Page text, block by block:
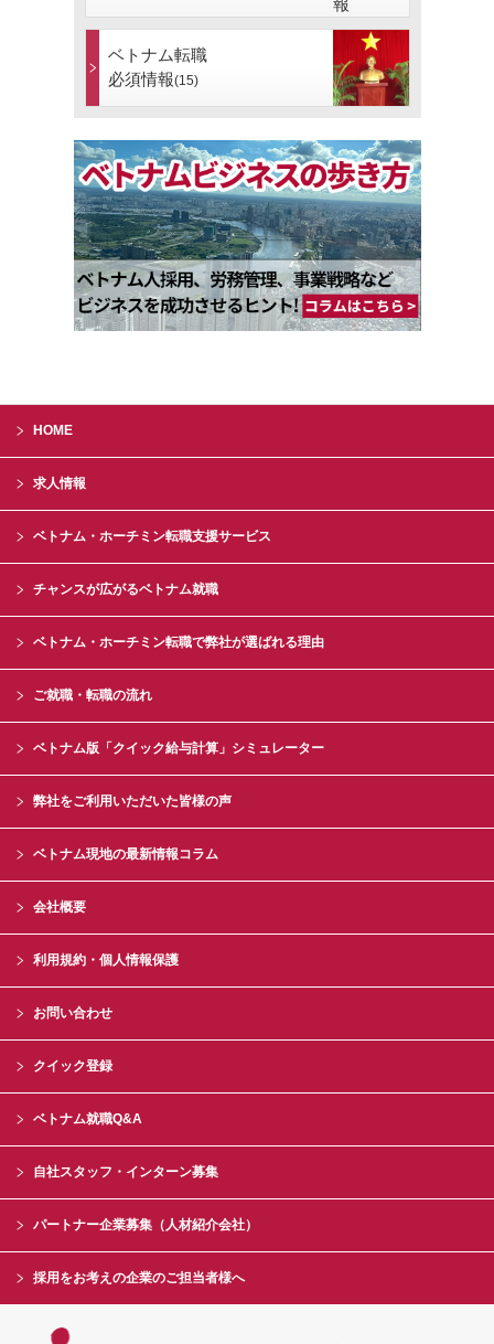
ベトナム転職
必須情報(15)
HOME
求人情報
ベトナム・ホーチミン転職支援サービス
チャンスが広がるベトナム就職
ベトナム・ホーチミン転職で弊社が選ばれる理由
ご就職・転職の流れ
ベトナム版「クイック給与計算」シミュレーター
弊社をご利用いただいた皆様の声
ベトナム現地の最新情報コラム
会社概要
利用規約・個人情報保護
お問い合わせ
クイック登録
ベトナム就職Q&A
自社スタッフ・インターン募集
パートナー企業募集（人材紹介会社）
採用をお考えの企業のご担当者様へ